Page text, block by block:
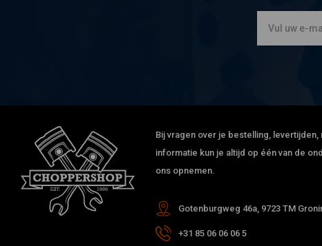
Bij vragen over je bestelling,
informatie kun je altijd op één van de
ons opnemen.
Gotenburgweg 46a, 9723 TM
+31 85 06 06 06 5